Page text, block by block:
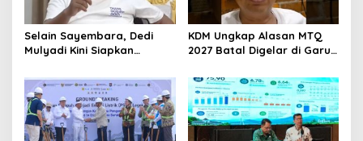
Selain Sayembara, Dedi
Mulyadi Kini Siapkan
Sebarkan Lokasi Penjualan
Narkotika
KDM Ungkap Alasan MTQ
2027 Batal Digelar di Garut,